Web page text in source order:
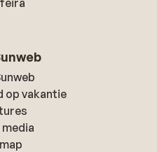
op vakantie
media